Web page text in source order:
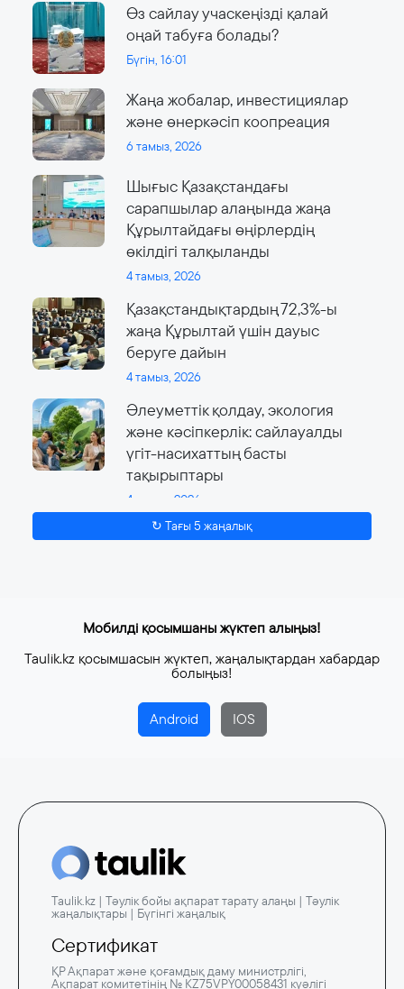
Өз сайлау учаскеңізді қалай
оңай табуға болады?
Бүгін, 16:01
Жаңа жобалар, инвестициялар
және өнеркәсіп коопреация
6 тамыз, 2026
Шығыс Қазақстандағы
сарапшылар алаңында жаңа
Құрылтайдағы өңірлердің
өкілдігі талқыланды
4 тамыз, 2026
Қазақстандықтардың 72,3%-ы
жаңа Құрылтай үшін дауыс
беруге дайын
4 тамыз, 2026
Әлеуметтік қолдау, экология
және кәсіпкерлік: сайлауалды
үгіт-насихаттың басты
тақырыптары
4 тамыз, 2026
↻ Тағы 5 жаңалық
Мобилді қосымшаны жүктеп алыңыз!
Taulik.kz қосымшасын жүктеп, жаңалықтардан хабардар
болыңыз!
Android IOS
Taulik.kz | Тәулік бойы ақпарат тарату алаңы | Тәулік
жаңалықтары | Бүгінгі жаңалық
Сертификат
ҚР Ақпарат және қоғамдық даму министрлігі,
Ақпарат комитетінің № KZ75VPY00058431 куәлігі